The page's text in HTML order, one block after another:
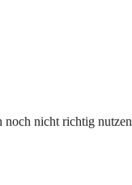
nicht richtig